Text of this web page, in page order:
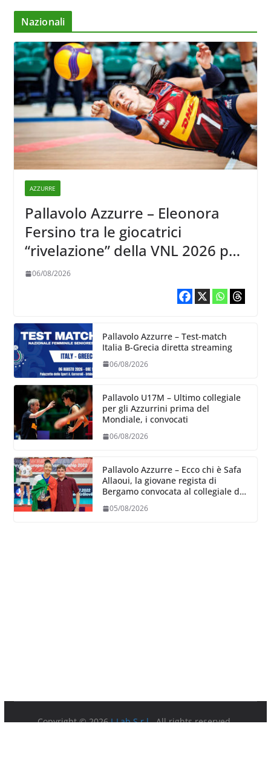
Nazionali
AZZURRE
Pallavolo Azzurre – Eleonora
Fersino tra le giocatrici
“rivelazione” della VNL 2026 per
Volleyball World
06/08/2026
Pallavolo Azzurre – Test-match
Italia B-Grecia diretta streaming
06/08/2026
Pallavolo U17M – Ultimo collegiale
per gli Azzurrini prima del
Mondiale, i convocati
06/08/2026
Pallavolo Azzurre – Ecco chi è Safa
Allaoui, la giovane regista di
Bergamo convocata al collegiale di
05/08/2026
Copyright © 2026I-Lab S.r.l.. All rights reserved.